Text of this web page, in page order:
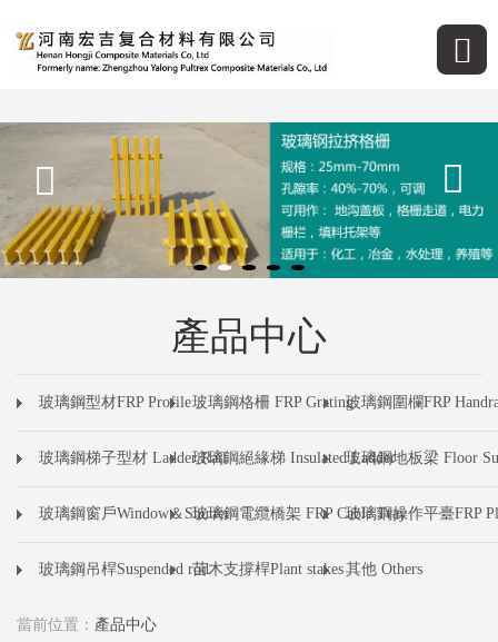
產品中心
玻璃鋼型材FRP Profile玻璃鋼格柵 FRP Grating玻璃鋼圍欄FRP
玻璃鋼梯子型材 Ladder Rail玻璃鋼絕緣梯 Insulated Ladder玻璃鋼地板梁 Floor
玻璃鋼窗戶Window＆Shutter玻璃鋼電纜橋架 FRP Cable Tray玻璃鋼操作平臺FRP
玻璃鋼吊桿Suspended rod苗木支撐桿Plant stakes其他 Others
當前位置： 產品中心